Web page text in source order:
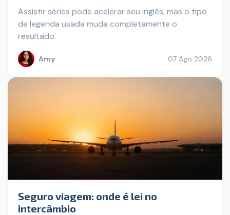
Assistir séries pode acelerar seu inglês, mas o tipo
de legenda usada muda completamente o
resultado.
Amy 07 Ago 2026
Seguro viagem: onde é lei no
intercâmbio